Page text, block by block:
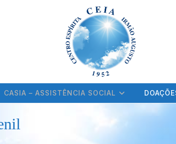
CASIA – ASSISTÊNCIA SOCIAL